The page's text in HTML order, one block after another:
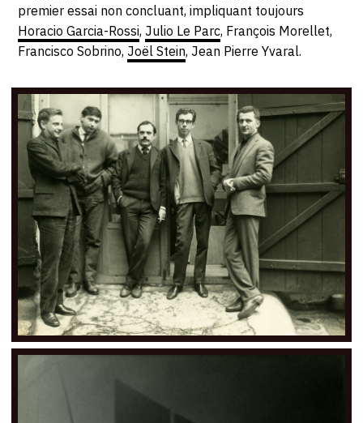
DEVENIR CONTRIBUTEUR
À PROPOS
L'ÉQUIPE OAM
À PROPOS D'OAM
CONTACT
CGU
CGV
SUIVEZ-NOUS
FACEBOOK
premier essai non concluant, impliquant toujours
Horacio Garcia-Rossi, Julio Le Parc, François Morellet,
Francisco Sobrino, Joël Stein, Jean Pierre Yvaral.